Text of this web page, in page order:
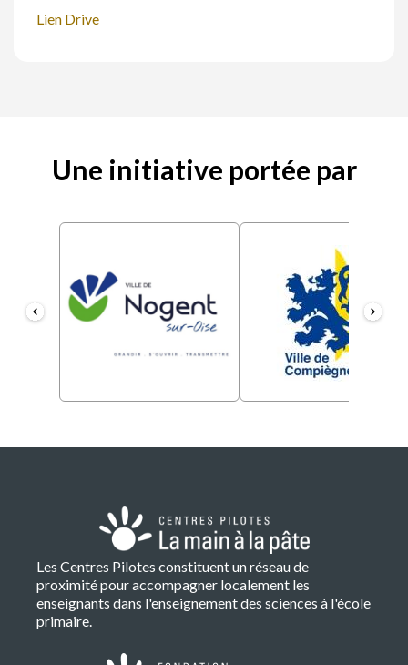
Lien Drive
Une initiative portée par
Les Centres Pilotes constituent un réseau de
proximité pour accompagner localement les
enseignants dans l'enseignement des sciences à l'école
primaire.